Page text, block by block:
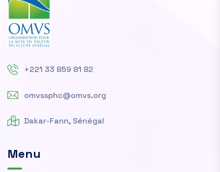
+221 33 859 81 82
omvssphc@omvs.org
Dakar-Fann, Sénégal
Menu